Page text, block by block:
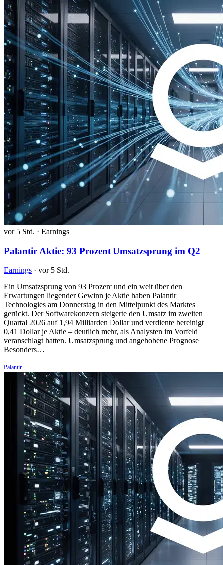
vor 5 Std. · Earnings
Palantir Aktie: 93 Prozent Umsatzsprung im Q2
Earnings · vor 5 Std.
Ein Umsatzsprung von 93 Prozent und ein weit über den
Erwartungen liegender Gewinn je Aktie haben Palantir
Technologies am Donnerstag in den Mittelpunkt des Marktes
gerückt. Der Softwarekonzern steigerte den Umsatz im zweiten
Quartal 2026 auf 1,94 Milliarden Dollar und verdiente bereinigt
0,41 Dollar je Aktie – deutlich mehr, als Analysten im Vorfeld
veranschlagt hatten. Umsatzsprung und angehobene Prognose
Besonders…
Palantir